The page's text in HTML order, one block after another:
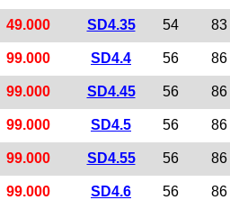
49.000 SD4.35 54 83
99.000 SD4.4 56 86
99.000 SD4.45 56 86
99.000 SD4.5 56 86
99.000 SD4.55 56 86
99.000 SD4.6 56 86